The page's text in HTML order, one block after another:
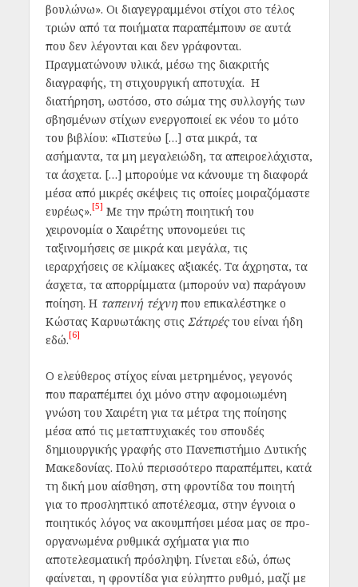
βουλώνω». Οι διαγεγραμμένοι στίχοι στο τέλος
τριών από τα ποιήματα παραπέμπουν σε αυτά
που δεν λέγονται και δεν γράφονται.
Πραγματώνουν υλικά, μέσω της διακριτής
διαγραφής, τη στιχουργική αποτυχία. Η
διατήρηση, ωστόσο, στο σώμα της συλλογής των
σβησμένων στίχων ενεργοποιεί εκ νέου το μότο
του βιβλίου: «Πιστεύω […] στα μικρά, τα
ασήμαντα, τα μη μεγαλειώδη, τα απειροελάχιστα,
τα άσχετα. […] μπορούμε να κάνουμε τη διαφορά
μέσα από μικρές σκέψεις τις οποίες μοιραζόμαστε
ευρέως».[5] Με την πρώτη ποιητική του
χειρονομία ο Χαιρέτης υπονομεύει τις
ταξινομήσεις σε μικρά και μεγάλα, τις
ιεραρχήσεις σε κλίμακες αξιακές. Τα άχρηστα, τα
άσχετα, τα απορρίμματα (μπορούν να) παράγουν
ποίηση. Η ταπεινή τέχνηπου επικαλέστηκε ο
Κώστας Καρυωτάκης στις Σάτιρέςτου είναι ήδη
εδώ.[6]
Ο ελεύθερος στίχος είναι μετρημένος, γεγονός
που παραπέμπει όχι μόνο στην αφομοιωμένη
γνώση του Χαιρέτη για τα μέτρα της ποίησης
μέσα από τις μεταπτυχιακές του σπουδές
δημιουργικής γραφής στο Πανεπιστήμιο Δυτικής
Μακεδονίας. Πολύ περισσότερο παραπέμπει, κατά
τη δική μου αίσθηση, στη φροντίδα του ποιητή
για το προσληπτικό αποτέλεσμα, στην έγνοια ο
ποιητικός λόγος να ακουμπήσει μέσα μας σε προ-
οργανωμένα ρυθμικά σχήματα για πιο
αποτελεσματική πρόσληψη. Γίνεται εδώ, όπως
φαίνεται, η φροντίδα για εύληπτο ρυθμό, μαζί με